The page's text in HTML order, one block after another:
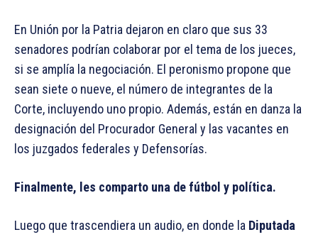
En Unión por la Patria dejaron en claro que sus 33
senadores podrían colaborar por el tema de los jueces,
si se amplía la negociación. El peronismo propone que
sean siete o nueve, el número de integrantes de la
Corte, incluyendo uno propio. Además, están en danza la
designación del Procurador General y las vacantes en
los juzgados federales y Defensorías.
Finalmente, les comparto una de fútbol y política.
Luego que trascendiera un audio, en donde la Diputada